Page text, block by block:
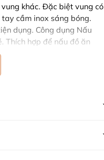
khác. Đặc biệt vung có
cầm inox sáng bóng.
dụng. Công dụng Nấu
Thích hợp để nấu đồ ăn
1-2 quả trứng vô cùng
chế dầu mỡ khi nấu.